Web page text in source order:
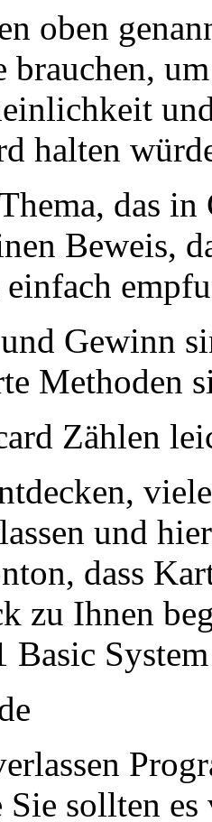
oben
brauchen,
halten
das in
Beweis,
Gewinn
Methoden
Zählen
und
dass
zu Ihnen
Basic
sollten es